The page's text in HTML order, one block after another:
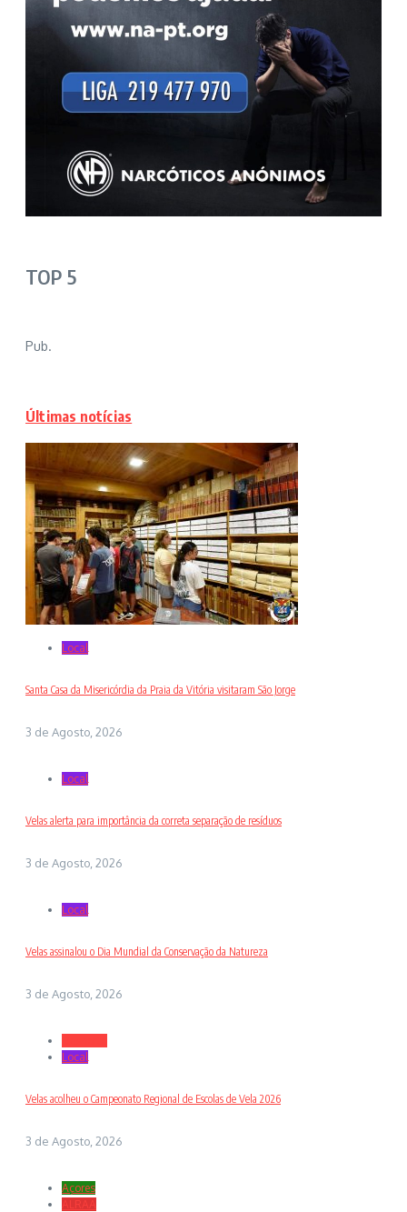
TOP 5
Pub.
Últimas notícias
Local
Santa Casa da Misericórdia da Praia da Vitória visitaram São Jorge
3 de Agosto, 2026
Local
Velas alerta para importância da correta separação de resíduos
3 de Agosto, 2026
Local
Velas assinalou o Dia Mundial da Conservação da Natureza
3 de Agosto, 2026
Local
Velas acolheu o Campeonato Regional de Escolas de Vela 2026
3 de Agosto, 2026
Açores
ALRAA